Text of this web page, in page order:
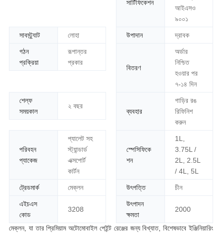
সার্টিফিকেশন
আইএসও
৯০০১
সাবস্ট্র্যাট লোহা উপাদান দ্রাবক
গঠন
প্রক্রিয়া
রূপান্তর
প্রকার
বিতরণ
অর্ডার
নিশ্চিত
হওয়ার পর
৭-১৪ দিন
শেল্ফ
সময়কাল
২ বছর
ব্যবহার
গাড়ির রঙ
রিফিনিশ
করুন
পরিবহন
প্যাকেজ
প্যালেট সহ
স্ট্যান্ডার্ড
এক্সপোর্ট
কার্টন
স্পেসিফিকে
শন
1L,
3.75L /
2L, 2.5L
/ 4L, 5L
ট্রেডমার্ক মেক্লন উৎপত্তি চীন
এইচএস
কোড
3208
উৎপাদন
ক্ষমতা
2000
মেক্লন, যা তার প্রিমিয়াম অটোমোবাইল পেইন্ট রেঞ্জের জন্য বিখ্যাত, বিশেষভাবে ইঞ্জিনিয়ারিং